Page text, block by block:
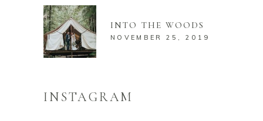
INTO THE WOODS
NOVEMBER 25, 2019
INSTAGRAM